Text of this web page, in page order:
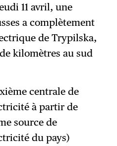
11 avril, une
a complètement
de Trypilska,
kilomètres au sud
centrale de
à partir de
source de
du pays)